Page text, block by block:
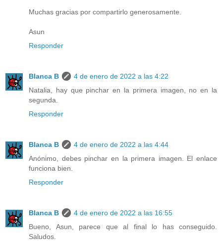
Muchas gracias por compartirlo generosamente.
Asun
Responder
Blanca B
4 de enero de 2022 a las 4:22
Natalia, hay que pinchar en la primera imagen, no en la
segunda.
Responder
Blanca B
4 de enero de 2022 a las 4:44
Anónimo, debes pinchar en la primera imagen. El enlace
funciona bien.
Responder
Blanca B
4 de enero de 2022 a las 16:55
Bueno, Asun, parece que al final lo has conseguido.
Saludos.